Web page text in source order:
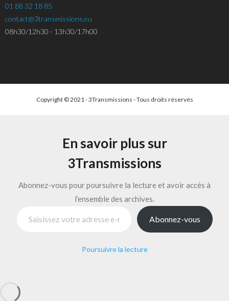
01 88 32 18 85
contact@3transmissions.eu
08h30/12h30 - 13h30/17h00
Copyright © 2021 - 3Transmissions - Tous droits réservés
En savoir plus sur
3Transmissions
Abonnez-vous pour poursuivre la lecture et avoir accès à
l’ensemble des archives.
Abonnez-vous
Poursuivre la lecture